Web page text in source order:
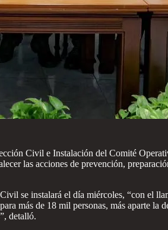
Civil e Instalación del Comité
las acciones de prevención,
se instalará el día miércoles, “con el
más de 18 mil personas, más aparte la
detalló.